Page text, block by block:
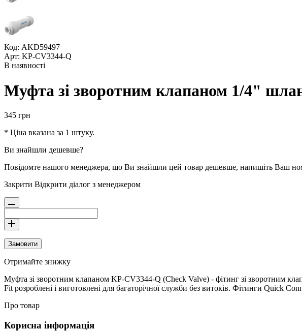
Код: AKD59497
Арт: KP-CV3344-Q
В наявності
Муфта зі зворотним клапаном 1/4"
345 грн
* Ціна вказана за 1 штуку.
Ви знайшли дешевше?
Повідомте нашого менеджера, що Ви знайшли цей товар дешевше, напишіть Ваш
Закрити Відкрити діалог з менеджером
Замовити
Отримайте знижку
Муфта зі зворотним клапаном KP-CV3344-Q (Check Valve) - фітинг зі зворотним
Fit розроблені і виготовлені для багаторічної служби без витоків. Фітинги Quick
Про товар
Корисна інформація